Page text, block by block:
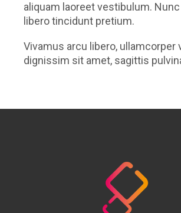
aliquam laoreet vestibulum.
libero tincidunt pretium.
Vivamus arcu libero, ullamcorper
dignissim sit amet, sagittis